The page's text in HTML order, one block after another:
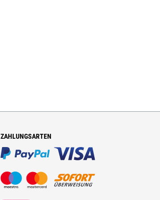
ZAHLUNGSARTEN